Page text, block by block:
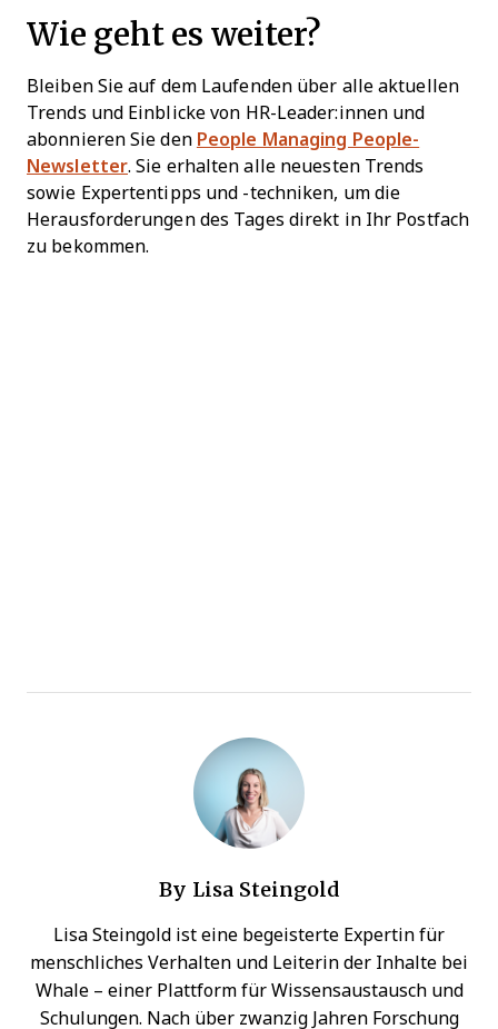
Wie geht es weiter?
Bleiben Sie auf dem Laufenden über alle aktuellen
Trends und Einblicke von HR-Leader:innen und
abonnieren Sie den People Managing People-
Newsletter. Sie erhalten alle neuesten Trends
sowie Expertentipps und -techniken, um die
Herausforderungen des Tages direkt in Ihr Postfach
zu bekommen.
By Lisa Steingold
Lisa Steingold ist eine begeisterte Expertin für
menschliches Verhalten und Leiterin der Inhalte bei
Whale – einer Plattform für Wissensaustausch und
Schulungen. Nach über zwanzig Jahren Forschung